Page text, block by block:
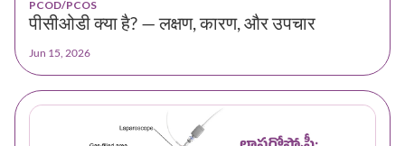
PCOD/PCOS
पीसीओडी क्या है? — लक्षण, कारण, और उपचार
Jun 15, 2026